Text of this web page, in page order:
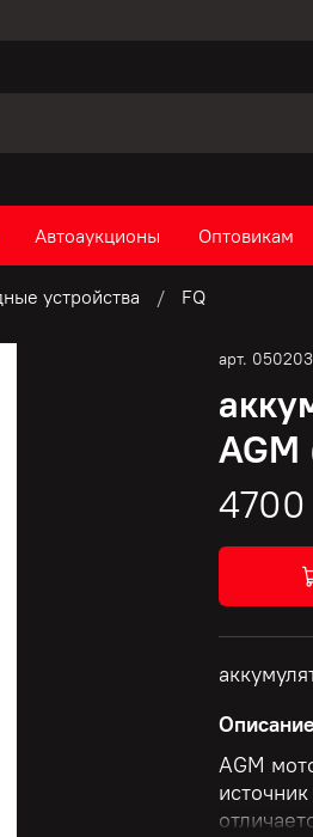
Автоаукционы Оптовикам
устройства FQ
арт. 050203
AGM
4700
Описание
AGM